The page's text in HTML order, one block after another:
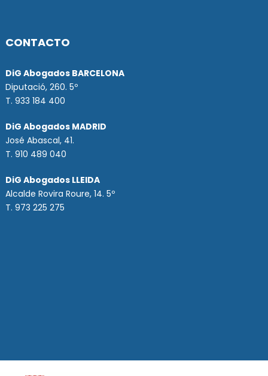
CONTACTO
DiG Abogados BARCELONA
Diputació, 260. 5º
T. 933 184 400
DiG Abogados MADRID
José Abascal, 41.
T.910 489 040
DiG Abogados LLEIDA
Alcalde Rovira Roure, 14. 5º
T. 973 225 275